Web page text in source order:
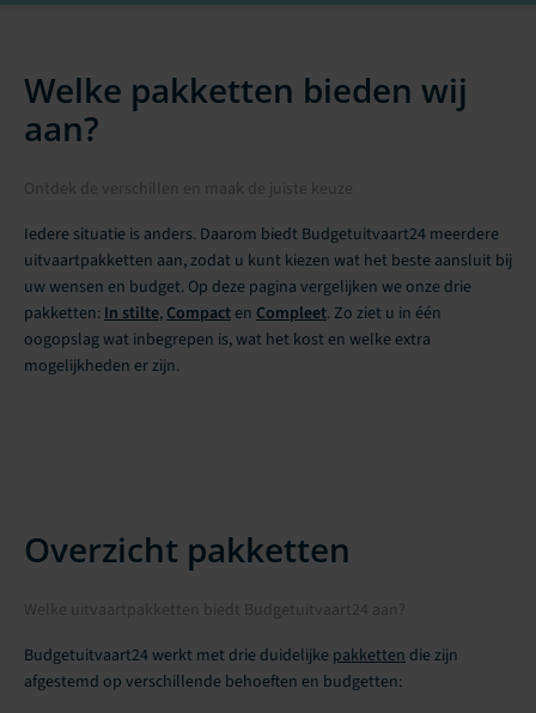
Welke pakketten bieden wij
aan?
Ontdek de verschillen en maak de juiste keuze
Iedere situatie is anders. Daarom biedt Budgetuitvaart24 meerdere
uitvaartpakketten aan, zodat u kunt kiezen wat het beste aansluit bij
uw wensen en budget. Op deze pagina vergelijken we onze drie
pakketten: In stilte, Compact en Compleet. Zo ziet u in één
oogopslag wat inbegrepen is, wat het kost en welke extra
mogelijkheden er zijn.
Overzicht pakketten
Welke uitvaartpakketten biedt Budgetuitvaart24 aan?
Budgetuitvaart24 werkt met drie duidelijke pakketten die zijn
afgestemd op verschillende behoeften en budgetten: